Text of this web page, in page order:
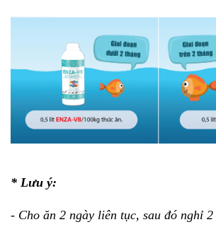
* Lưu ý:
- Cho ăn 2 ngày liên tục, sau đó nghỉ 2